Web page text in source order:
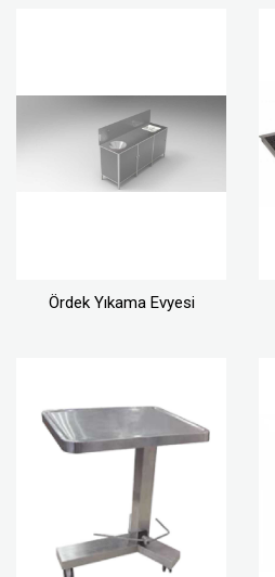
Ördek Yıkama Evyesi